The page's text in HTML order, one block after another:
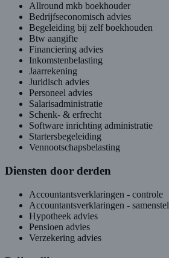
Allround mkb boekhouder
Bedrijfseconomisch advies
Begeleiding bij zelf boekhouden
Btw aangifte
Financiering advies
Inkomstenbelasting
Jaarrekening
Juridisch advies
Personeel advies
Salarisadministratie
Schenk- & erfrecht
Software inrichting administratie
Startersbegeleiding
Vennootschapsbelasting
Diensten door derden
Accountantsverklaringen - controle
Accountantsverklaringen - samenstel
Hypotheek advies
Pensioen advies
Verzekering advies